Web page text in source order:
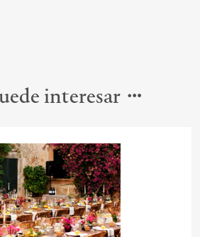
interesar